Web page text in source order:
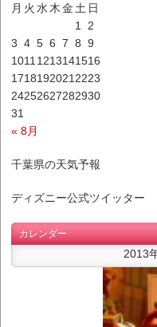
月 火 水 木 金 土 日
« 8月
1
2
3 4 5 6 7 8 9
1011 1213141516
1718192021 2223
24252627282930
31
千葉県の天気予報
ディズニー公式ツイッター
カレンダー
2013